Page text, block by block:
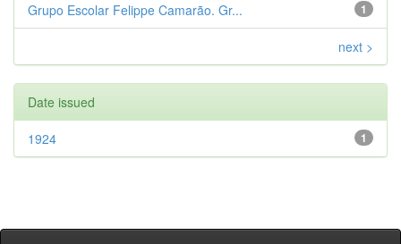
1
Grupo Escolar Felippe Camarão. Gr...
next >
Date issued
1
1924